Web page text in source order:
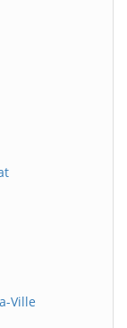
Ville